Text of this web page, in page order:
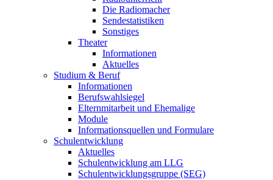
Die Radiomacher
Sendestatistiken
Sonstiges
Theater
Informationen
Aktuelles
Studium & Beruf
Informationen
Berufswahlsiegel
Elternmitarbeit und Ehemalige
Module
Informationsquellen und Formulare
Schulentwicklung
Aktuelles
Schulentwicklung am LLG
Schulentwicklungsgruppe (SEG)